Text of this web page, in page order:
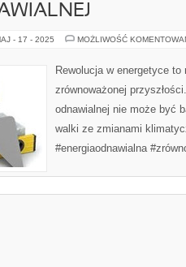
- 17 - 2025 MOŻLIWOŚĆ
Rewolucja w energetyce
zrównoważonej
odnawialnej nie może być
walki ze zmianami
#energiaodnawialna